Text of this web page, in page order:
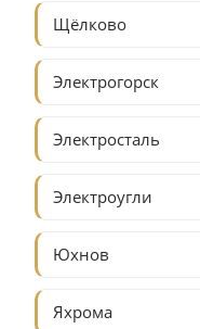
Щёлково
Электрогорск
Электросталь
Электроугли
Юхнов
Яхрома